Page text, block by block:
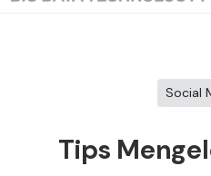
Social
Tips